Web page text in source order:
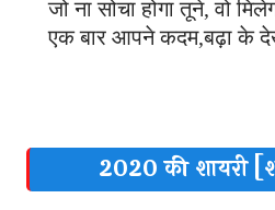
जो ना सोचा होगा तूने, वो
एक बार आपने कदम,बढ़ा के
2020 की शायरी